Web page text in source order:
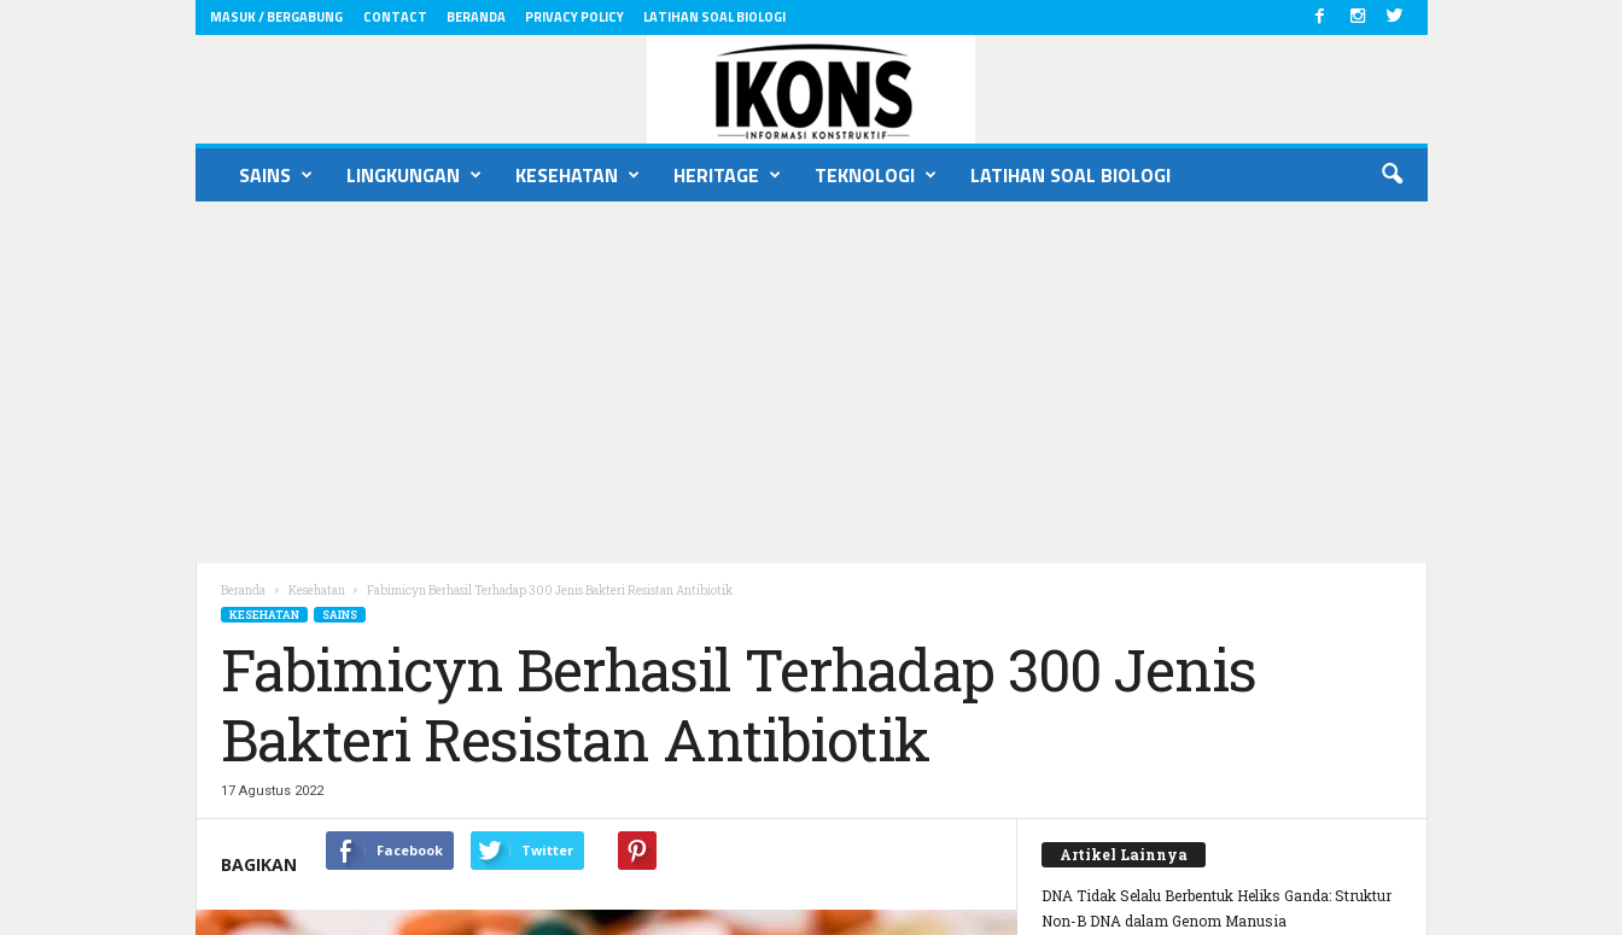
MASUK / BERGABUNG CONTACT BERANDA PRIVACY POLICY LATIHAN SOAL BIOLOGI
SAINS LINGKUNGAN KESEHATAN HERITAGE TEKNOLOGI LATIHAN SOAL BIOLOGI
Beranda Kesehatan Fabimicyn Berhasil Terhadap 300 Jenis Bakteri Resistan Antibiotik
KESEHATAN SAINS
Fabimicyn Berhasil Terhadap 300 Jenis
Bakteri Resistan Antibiotik
17 Agustus 2022
BAGIKAN
Facebook Twitter Artikel Lainnya
DNA Tidak Selalu Berbentuk Heliks Ganda: Struktur
Non-B DNA dalam Genom Manusia